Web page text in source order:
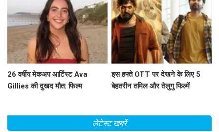
26 वर्षीय मेकअप आर्टिस्ट Ava
Gillies की दुखद मौत: फिल्म
इस हफ्ते OTT पर देखने के लिए 5
बेहतरीन तमिल और तेलुगु फिल्में
लेटेस्ट खबरें